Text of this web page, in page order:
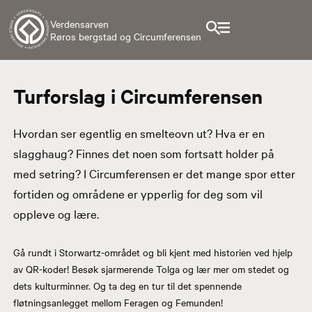
Verdensarven
Røros bergstad og Circumferensen
Turforslag i Circumferensen
Hvordan ser egentlig en smelteovn ut? Hva er en
slagghaug? Finnes det noen som fortsatt holder på
med setring? I Circumferensen er det mange spor etter
fortiden og områdene er ypperlig for deg som vil
oppleve og lære.
Gå rundt i Storwartz-området og bli kjent med historien ved hjelp
av QR-koder! Besøk sjarmerende Tolga og lær mer om stedet og
dets kulturminner. Og ta deg en tur til det spennende
fløtningsanlegget mellom Feragen og Femunden!
Sølendet